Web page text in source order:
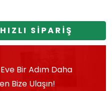
SİPARİŞ
Bir Adım Daha
Bize Ulaşın!